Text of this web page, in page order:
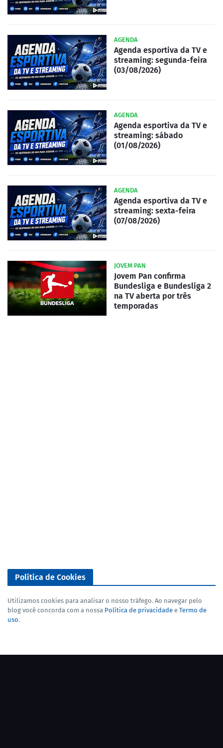
AGENDA
Agenda esportiva da TV e
streaming: segunda-feira
(03/08/2026)
AGENDA
Agenda esportiva da TV e
streaming: sábado
(01/08/2026)
AGENDA
Agenda esportiva da TV e
streaming: sexta-feira
(07/08/2026)
JOVEM PAN
Jovem Pan confirma
Bundesliga e Bundesliga 2
na TV aberta por três
temporadas
Política de Cookies
Utilizamos cookies para analisar o nosso tráfego. Ao navegar pelo
blog você concorda com a nossa Política de privacidade e Termo de
uso.